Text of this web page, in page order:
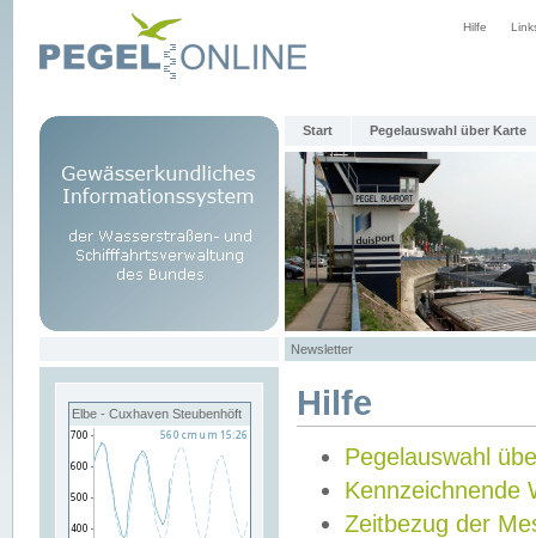
Hilfe
Start Pegelauswahl über Karte
Newsletter
Elbe - Cuxhaven Steubenhöft Hilfe
Pegelauswahl
Kennzeichnende
Zeitbezug der